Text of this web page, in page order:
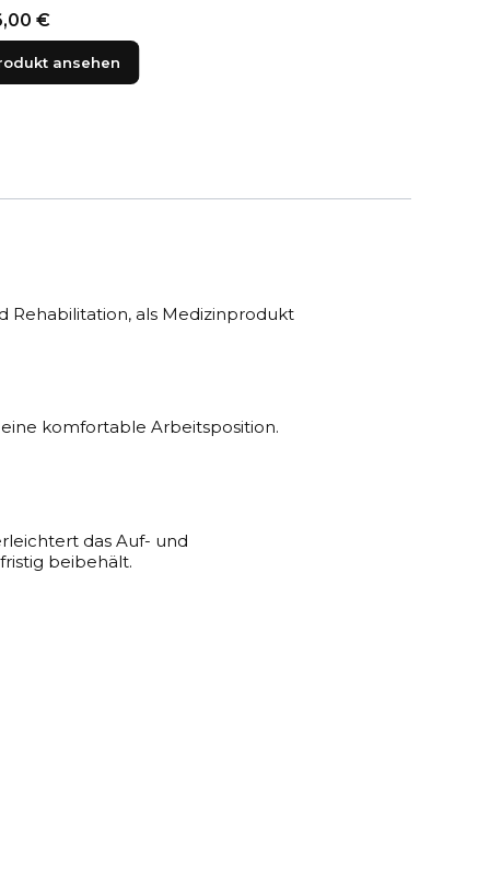
€
ansehen
Rehabilitation, als Medizinprodukt
komfortable Arbeitsposition.
das Auf- und
beibehält.